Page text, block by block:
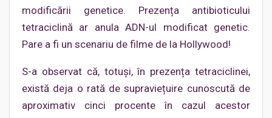
modificării genetice. Prezența antibioticului
tetraciclină ar anula ADN-ul modificat genetic.
Pare a fi un scenariu de filme de la Hollywood!
S-a observat că, totuși, în prezența tetraciclinei,
există deja o rată de supraviețuire cunoscută de
aproximativ cinci procente în cazul acestor